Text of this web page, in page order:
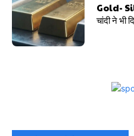
Gold-
चांदी ने भी